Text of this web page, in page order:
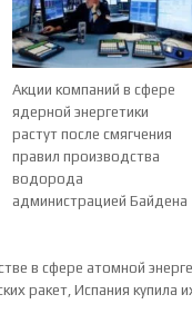
Акции компаний в сфере
ядерной энергетики
растут после смягчения
правил производства
водорода
администрацией Байдена
в сфере атомной
ракет, Испания купила